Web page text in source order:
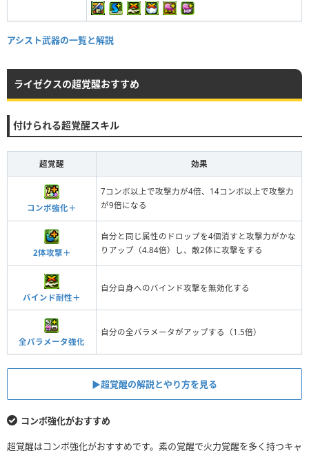
アシスト武器の一覧と解説
ライゼクスの超覚醒おすすめ
付けられる超覚醒スキル
超覚醒 効果
コンボ強化＋
7コンボ以上で攻撃力が4倍、14コンボ以上で攻撃力
が9倍になる
2体攻撃＋
自分と同じ属性のドロップを4個消すと攻撃力がかな
りアップ（4.84倍）し、敵2体に攻撃をする
バインド耐性＋
自分自身へのバインド攻撃を無効化する
全パラメータ強化
自分の全パラメータがアップする（1.5倍）
▶︎超覚醒の解説とやり方を見る
コンボ強化がおすすめ
超覚醒はコンボ強化がおすすめです。素の覚醒で火力覚醒を多く持つキャ